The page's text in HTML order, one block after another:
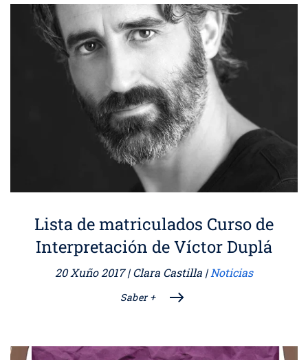
Lista de matriculados Curso de
Interpretación de Víctor Duplá
20 Xuño 2017| Clara Castilla |Noticias
Saber +